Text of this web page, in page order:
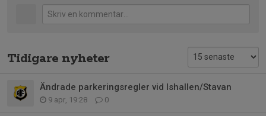
Tidigare nyheter
Ändrade parkeringsregler vid Ishallen/Stavan
9 apr, 19:28 0